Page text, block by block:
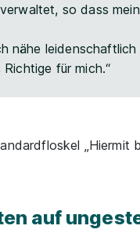
so dass
nähe
für mich.“
„Hiermit
auf